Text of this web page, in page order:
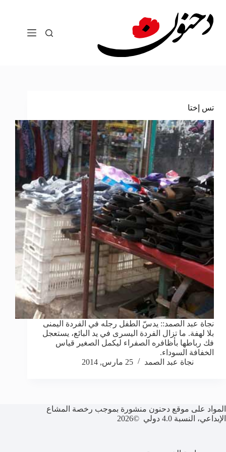
المحتوى
تس إختا
نجاة عبد الصمد:: يدسّ الطفل رجله في الفردة اليمنى
بلا لهفة. ما تزال الفردة اليسرى في يد البائع، يستعجل
فك رباطها بأظافره الصفراء ليكمل الصغير قياس
الخفافة السوداء.
نجاة عبد الصمد
25 مارس, 2014
المواد على موقع دحنون منشورة بموجب رخصة المشاع
الإبداعي، النسبة 4.0 دولي ©2026